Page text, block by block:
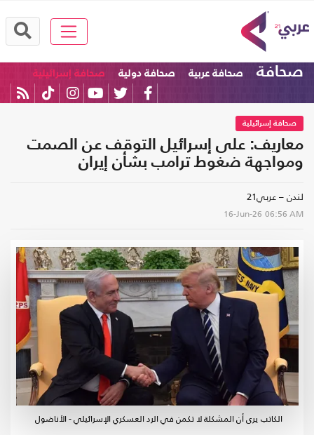
صحافة صحافة عربية صحافة دولية صحافة إسرائيلية
صحافة إسرائيلية
معاريف: على إسرائيل التوقف عن الصمت
ومواجهة ضغوط ترامب بشأن إيران
لندن – عربي21
16-Jun-26 06:56 AM
الكاتب يرى أن المشكلة لا تكمن في الرد العسكري الإسرائيلي - الأناضول